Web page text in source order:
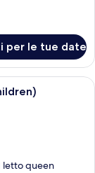
per le tue date
con un letto,
letto queen